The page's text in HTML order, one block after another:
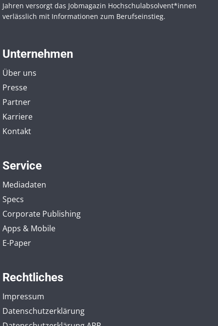
Jahren versorgt das Jobmagazin Hochschul­absolvent*innen
verlässlich mit Informationen zum Berufseinstieg.
Unternehmen
Über uns
Presse
Partner
Karriere
Kontakt
Service
Mediadaten
Specs
Corporate Publishing
Apps & Mobile
E-Paper
Rechtliches
Impressum
Datenschutzerklärung